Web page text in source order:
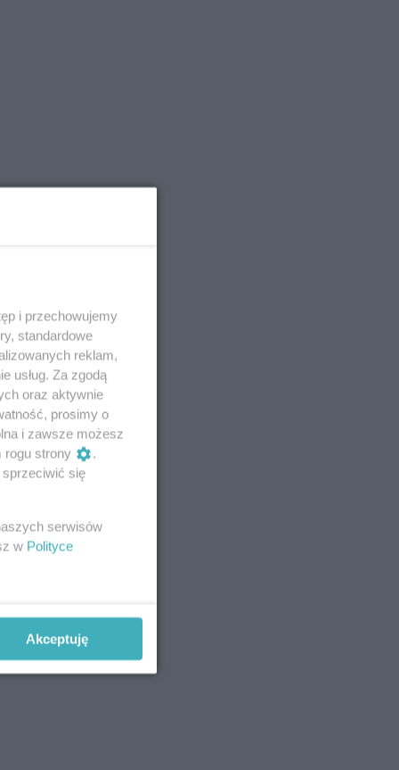
i przechowujemy
standardowe
reklam,
usług. Za zgodą
oraz aktywnie
prosimy o
i zawsze możesz
rogu strony
.
się
serwisów
w Polityce
Akceptuję